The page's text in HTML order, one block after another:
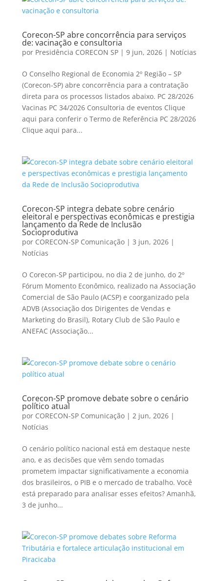
Corecon-SP abre concorrência para serviços
de: vacinação e consultoria
por Presidência CORECON SP| 9 jun, 2026| Notícias
O Conselho Regional de Economia 2º Região – SP
(Corecon-SP) abre concorrência para a contratação
direta para os processos listados abaixo. PC 28/2026
Vacinas PC 34/2026 Consultoria de eventos Clique
aqui para conferir o Termo de Referência PC 28/2026
Clique aqui para...
Corecon-SP integra debate sobre cenário
eleitoral e perspectivas econômicas e prestigia
lançamento da Rede de Inclusão
Socioprodutiva
por CORECON-SP Comunicação| 3 jun, 2026|
Notícias
O Corecon-SP participou, no dia 2 de junho, do 2º
Fórum Momento Econômico, realizado na Associação
Comercial de São Paulo (ACSP) e coorganizado pela
ADVB (Associação dos Dirigentes de Vendas e
Marketing do Brasil), Rotary Club de São Paulo e
ANEFAC (Associação...
Corecon-SP promove debate sobre o cenário
político atual
por CORECON-SP Comunicação| 2 jun, 2026|
Notícias
O cenário político nacional está em destaque neste
ano, e as decisões que vêm sendo tomadas
prometem impactar significativamente a economia
dos brasileiros, o PIB e o mercado de trabalho. Você
está preparado para analisar esses efeitos? Amanhã,
3 de junho...